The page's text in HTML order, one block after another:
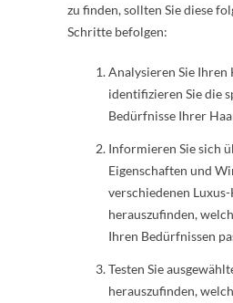
zu finden, sollten Sie diese
Schritte befolgen:
Analysieren Sie Ihren
identifizieren Sie die
Bedürfnisse Ihrer
Informieren Sie sich
Eigenschaften und
verschiedenen
herauszufinden,
Ihren Bedürfnissen
Testen Sie
herauszufinden,